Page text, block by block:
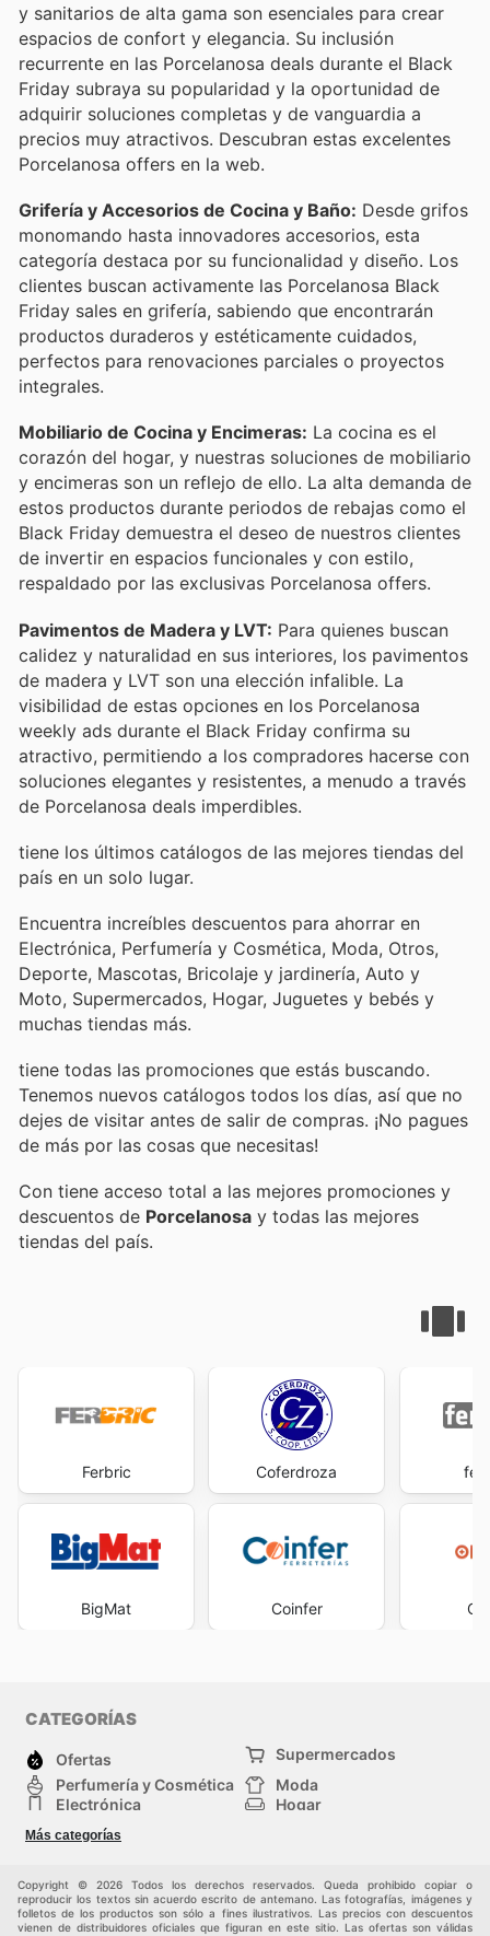
y sanitarios de alta gama son esenciales para crear
espacios de confort y elegancia. Su inclusión
recurrente en las Porcelanosa deals durante el Black
Friday subraya su popularidad y la oportunidad de
adquirir soluciones completas y de vanguardia a
precios muy atractivos. Descubran estas excelentes
Porcelanosa offers en la web.
Grifería y Accesorios de Cocina y Baño: Desde grifos
monomando hasta innovadores accesorios, esta
categoría destaca por su funcionalidad y diseño. Los
clientes buscan activamente las Porcelanosa Black
Friday sales en grifería, sabiendo que encontrarán
productos duraderos y estéticamente cuidados,
perfectos para renovaciones parciales o proyectos
integrales.
Mobiliario de Cocina y Encimeras: La cocina es el
corazón del hogar, y nuestras soluciones de mobiliario
y encimeras son un reflejo de ello. La alta demanda de
estos productos durante periodos de rebajas como el
Black Friday demuestra el deseo de nuestros clientes
de invertir en espacios funcionales y con estilo,
respaldado por las exclusivas Porcelanosa offers.
Pavimentos de Madera y LVT: Para quienes buscan
calidez y naturalidad en sus interiores, los pavimentos
de madera y LVT son una elección infalible. La
visibilidad de estas opciones en los Porcelanosa
weekly ads durante el Black Friday confirma su
atractivo, permitiendo a los compradores hacerse con
soluciones elegantes y resistentes, a menudo a través
de Porcelanosa deals imperdibles.
tiene los últimos catálogos de las mejores tiendas del
país en un solo lugar.
Encuentra increíbles descuentos para ahorrar en
Electrónica, Perfumería y Cosmética, Moda, Otros,
Deporte, Mascotas, Bricolaje y jardinería, Auto y
Moto, Supermercados, Hogar, Juguetes y bebés y
muchas tiendas más.
tiene todas las promociones que estás buscando.
Tenemos nuevos catálogos todos los días, así que no
dejes de visitar antes de salir de compras. ¡No pagues
de más por las cosas que necesitas!
Con tiene acceso total a las mejores promociones y
descuentos de Porcelanosa y todas las mejores
tiendas del país.
Ferbric
BigMat
Coferdroza
Coinfer
CATEGORÍAS
Ofertas
Supermercados
Perfumería y Cosmética
Moda
Electrónica
Hogar
Deporte
Juguetes y bebés
Más categorías
Copyright © 2026 Todos los derechos reservados. Queda prohibido copiar o
reproducir los textos sin acuerdo escrito de antemano. Las fotografías, imágenes y
folletos de los productos son sólo a fines ilustrativos. Las precios con descuentos
vienen de distribuidores oficiales que figuran en este sitio. Las ofertas son válidas